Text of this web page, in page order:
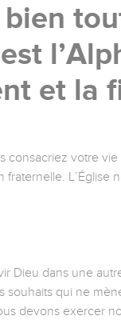
et la
votre
Dieu dans une
souhaits qui ne
devons exercer